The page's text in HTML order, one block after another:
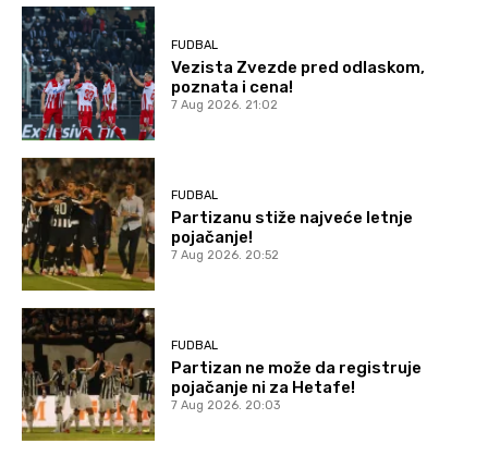
FUDBAL
Vezista Zvezde pred odlaskom,
poznata i cena!
7 Aug 2026. 21:02
FUDBAL
Partizanu stiže najveće letnje
pojačanje!
7 Aug 2026. 20:52
FUDBAL
Partizan ne može da registruje
pojačanje ni za Hetafe!
7 Aug 2026. 20:03